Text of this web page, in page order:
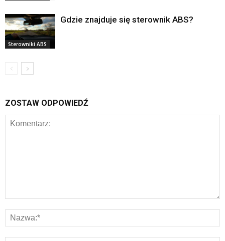
Sterowniki ABS
Gdzie znajduje się sterownik ABS?
ZOSTAW ODPOWIEDŹ